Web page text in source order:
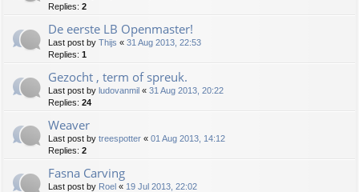
Replies: 2
De eerste LB Openmaster!
Last post by Thijs « 31 Aug 2013, 22:53
Replies: 1
Gezocht , term of spreuk.
Last post by ludovanmil « 31 Aug 2013, 20:22
Replies: 24
Weaver
Last post by treespotter « 01 Aug 2013, 14:12
Replies: 2
Fasna Carving
Last post by Roel « 19 Jul 2013, 22:02